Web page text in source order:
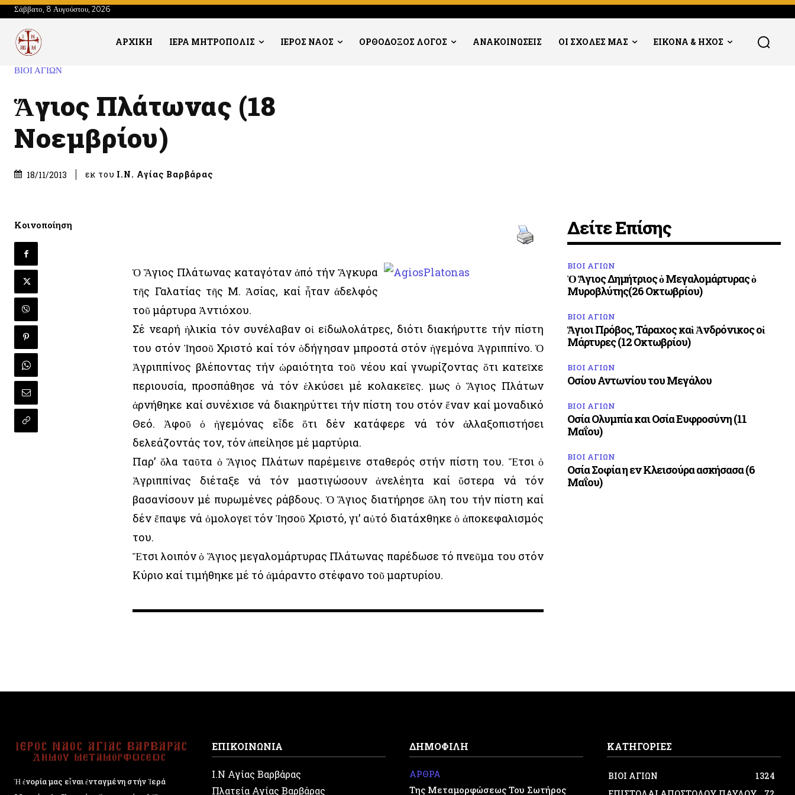
Σάββατο, 8 Αυγούστου, 2026
ΑΡΧΙΚΗ ΙΕΡΑ ΜΗΤΡΟΠΟΛΙΣ ΙΕΡΟΣ ΝΑΟΣ ΟΡΘΟΔΟΞΟΣ ΛΟΓΟΣ ΑΝΑΚΟΙΝΩΣΕΙΣ ΟΙ ΣΧΟΛΕΣ ΜΑΣ ΕΙΚΟΝΑ & ΗΧΟΣ
ΒΙΟΙ ΑΓΙΩΝ
Ἅγιος Πλάτωνας (18
Νοεμβρίου)
18/11/2013 εκ του Ι.Ν. Αγίας Βαρβάρας
Κοινοποίηση
Ὁ Ἅγιος Πλάτωνας καταγόταν ἀπό τήν Ἄγκυρα
τῆς Γαλατίας τῆς Μ. Ἀσίας, καί ἦταν ἀδελφός
τοῦ μάρτυρα Ἀντιόχου.
Σέ νεαρή ἡλικία τόν συνέλαβαν οἱ εἰδωλολάτρες, διότι διακήρυττε τήν πίστη
του στόν Ἰησοῦ Χριστό καί τόν ὁδήγησαν μπροστά στόν ἡγεμόνα Ἀγριππίνο. Ὁ
Ἀγριππίνος βλέποντας τήν ὡραιότητα τοῦ νέου καί γνωρίζοντας ὅτι κατεῖχε
περιουσία, προσπάθησε νά τόν ἑλκύσει μέ κολακεῖες. Ὅμως ὁ Ἅγιος Πλάτων
ἀρνήθηκε καί συνέχισε νά διακηρύττει τήν πίστη του στόν ἕναν καί μοναδικό
Θεό. Ἀφοῦ ὁ ἡγεμόνας εἶδε ὅτι δέν κατάφερε νά τόν ἀλλαξοπιστήσει
δελεάζοντάς τον, τόν ἀπείλησε μέ μαρτύρια.
Παρ’ ὅλα ταῦτα ὁ Ἅγιος Πλάτων παρέμεινε σταθερός στήν πίστη του. Ἔτσι ὁ
Ἀγριππίνας διέταξε νά τόν μαστιγώσουν ἀνελέητα καί ὕστερα νά τόν
βασανίσουν μέ πυρωμένες ράβδους. Ὁ Ἅγιος διατήρησε ὅλη του τήν πίστη καί
δέν ἔπαψε νά ὁμολογεῖ τόν Ἰησοῦ Χριστό, γι’ αὐτό διατάχθηκε ὁ ἀποκεφαλισμός
του.
Ἔτσι λοιπόν ὁ Ἅγιος μεγαλομάρτυρας Πλάτωνας παρέδωσε τό πνεῦμα του στόν
Κύριο καί τιμήθηκε μέ τό ἀμάραντο στέφανο τοῦ μαρτυρίου.
Δείτε Επίσης
ΒΙΟΙ ΑΓΙΩΝ
Ὁ Ἅγιος Δημήτριος ὁ Μεγαλομάρτυρας ὁ
Μυροβλύτης(26 Οκτωβρίου)
ΒΙΟΙ ΑΓΙΩΝ
Ἅγιοι Πρόβος, Τάραχος καὶ Ἀνδρόνικος οἱ
Μάρτυρες (12 Οκτωβρίου)
ΒΙΟΙ ΑΓΙΩΝ
Οσίου Αντωνίου του Μεγάλου
ΒΙΟΙ ΑΓΙΩΝ
Οσία Ολυμπία και Οσία Ευφροσύνη (11
Μαΐου)
ΒΙΟΙ ΑΓΙΩΝ
Οσία Σοφία η εν Κλεισούρα ασκήσασα (6
Μαΐου)
Ἡ ἐνορία μας εἶναι ἐνταγμένη στήν Ἱερά
ΕΠΙΚΟΙΝΩΝΙΑ
Ι.Ν Αγίας Βαρβάρας
Πλατεία Αγίας Βαρβάρας
ΔΗΜΟΦΙΛΗ
ΑΡΘΡΑ
Της Μεταμορφώσεως Του Σωτήρος
ΚΑΤΗΓΟΡΙΕΣ
ΒΙΟΙ ΑΓΙΩΝ
1324